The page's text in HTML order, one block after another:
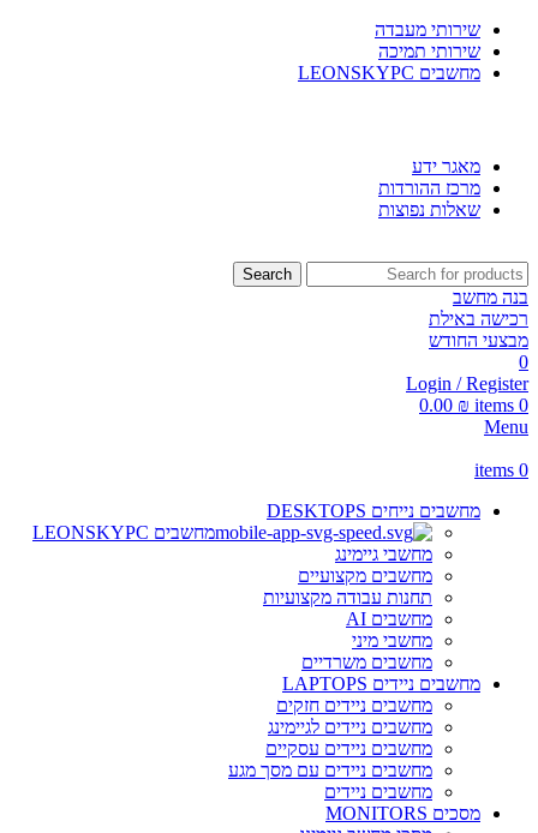
שירותי מעבדה
שירותי תמיכה
מחשבים LEONSKYPC
מאגר ידע
מרכז ההורדות
שאלות נפוצות
Search
בנה מחשב
רכישה באילת
מבצעי החודש
0
Login / Register
0
items
0.00 ₪
Menu
0
items
מחשבים נייחים DESKTOPS
מחשבים LEONSKYPC
מחשבי גיימינג
מחשבים מקצועיים
תחנות עבודה מקצועיות
מחשבים AI
מחשבי מיני
מחשבים משרדיים
מחשבים ניידים LAPTOPS
מחשבים ניידים חזקים
מחשבים ניידים לגיימינג
מחשבים ניידים עסקיים
מחשבים ניידים עם מסך מגע
מחשבים ניידים
מסכים MONITORS